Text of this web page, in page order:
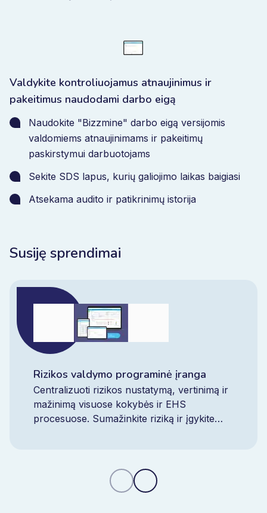
Valdykite kontroliuojamus atnaujinimus ir
pakeitimus naudodami darbo eigą
Naudokite "Bizzmine" darbo eigą versijomis
valdomiems atnaujinimams ir pakeitimų
paskirstymui darbuotojams
Sekite SDS lapus, kurių galiojimo laikas baigiasi
Atsekama audito ir patikrinimų istorija
Susiję sprendimai
Rizikos valdymo programinė įranga
Centralizuoti rizikos nustatymą, vertinimą ir
mažinimą visuose kokybės ir EHS
procesuose. Sumažinkite riziką ir įgykite